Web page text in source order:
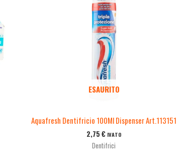
ESAURITO
Aquafresh Dentifricio 100Ml Dispenser Art.113151
2,75 € IVATO
Dentifrici